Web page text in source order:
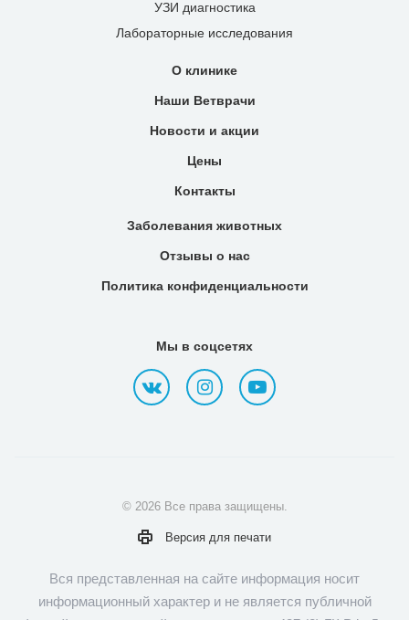
УЗИ диагностика
Лабораторные исследования
О клинике
Наши Ветврачи
Новости и акции
Цены
Контакты
Заболевания животных
Отзывы о нас
Политика конфиденциальности
Мы в соцсетях
© 2026 Все права защищены.
Версия для печати
Вся представленная на сайте информация носит
информационный характер и не является публичной